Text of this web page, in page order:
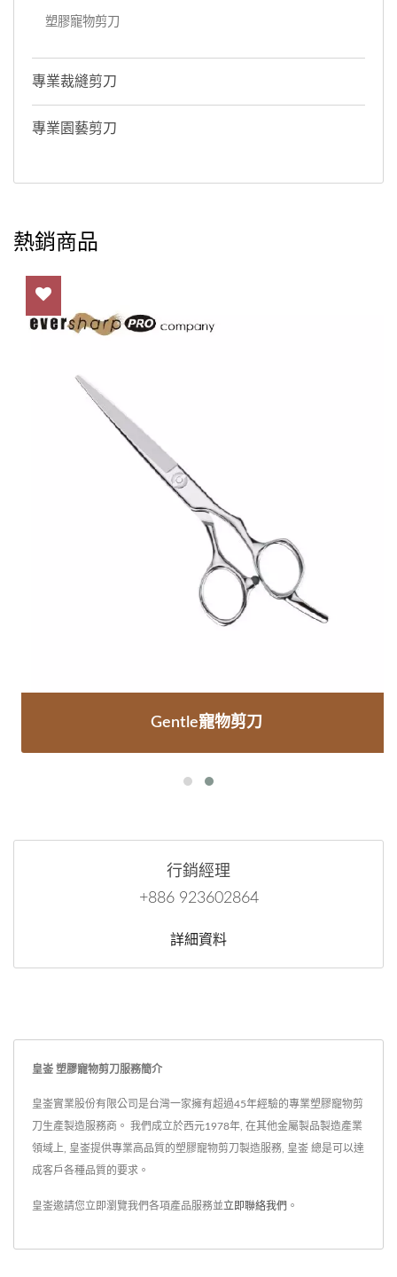
塑膠寵物剪刀
專業裁縫剪刀
專業園藝剪刀
熱銷商品
Gentle寵物剪刀
行銷經理
+886 923602864
詳細資料
皇崟 塑膠寵物剪刀服務簡介
皇崟實業股份有限公司是台灣一家擁有超過45年經驗的專業塑膠寵物剪
刀生產製造服務商。 我們成立於西元1978年, 在其他金屬製品製造產業
領域上, 皇崟提供專業高品質的塑膠寵物剪刀製造服務, 皇崟 總是可以達
成客戶各種品質的要求。
皇崟邀請您立即瀏覽我們各項產品服務並 立即聯絡我們 。